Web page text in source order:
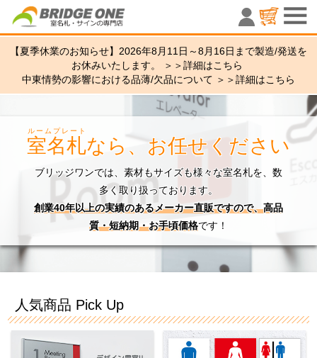
室名札・
【夏季休業のお知らせ】2026年8月11日～8月16日まで製造/発送を
お休みいたします。 ＞＞詳細はこちら
中東情勢の影響における品薄/欠品について ＞＞詳細はこちら
室名札
ルームプレート
なら、お任せください
ブリッジワンでは、素材もサイズも様々な室名札を、数
多く取り扱っております。
創業40年以上の実績のあるメーカー直販ですので、高品
質・短納期・お手頃価格です！
人気商品 Pick Up